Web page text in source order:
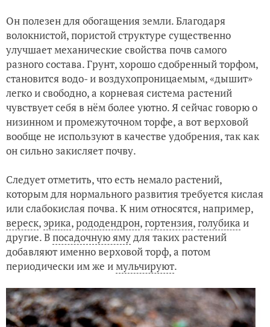
Он полезен для обогащения земли. Благодаря
волокнистой, пористой структуре существенно
улучшает механические свойства почв самого
разного состава. Грунт, хорошо сдобренный торфом,
становится водо- и воздухопроницаемым, «дышит»
легко и свободно, а корневая система растений
чувствует себя в нём более уютно. Я сейчас говорю о
низинном и промежуточном торфе, а вот верховой
вообще не используют в качестве удобрения, так как
он сильно закисляет почву.
Следует отметить, что есть немало растений,
которым для нормального развития требуется кислая
или слабокислая почва. К ним относятся, например,
вереск, эрика,рододендрон,гортензия,голубика и
другие. Впосадочную ямудля таких растений
добавляют именно верховой торф, а потом
периодически им же имульчируют.